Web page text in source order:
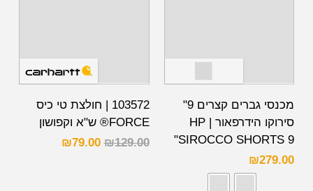
מכנסי גברים קצרים 9"
סירוקו הידרפאור | HP
SIROCCO SHORTS 9"
₪279.00
103572 | חולצת טי כיס
FORCE® ש"א וקפושון
₪129.00
₪79.00